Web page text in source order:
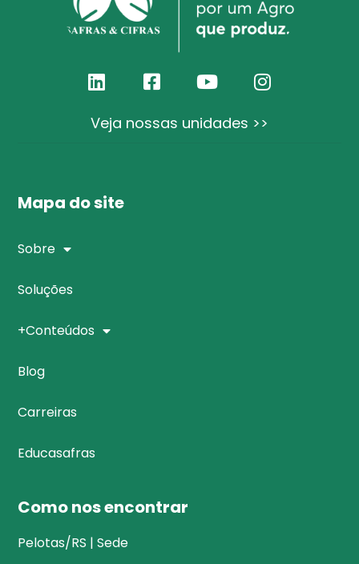
Veja nossas unidades >>
Mapa do site
Sobre
Soluções
+Conteúdos
Blog
Carreiras
Educasafras
Como nos encontrar
Pelotas/RS | Sede